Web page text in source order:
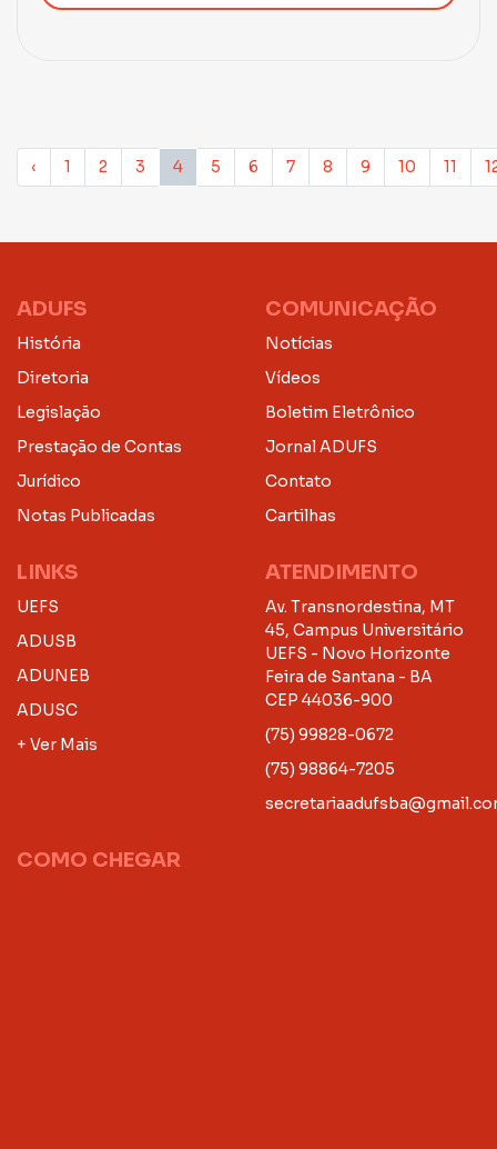
‹ 1 2 3 4 5 6 7 8 9 10 11
ADUFS
História
Diretoria
Legislação
Prestação de Contas
Jurídico
Notas Publicadas
COMUNICAÇÃO
Notícias
Vídeos
Boletim Eletrônico
Jornal ADUFS
Contato
Cartilhas
LINKS
UEFS
ADUSB
ADUNEB
ADUSC
+ Ver Mais
COMO CHEGAR
ATENDIMENTO
Av. Transnordestina, MT
45, Campus Universitário
UEFS - Novo Horizonte
Feira de Santana - BA
CEP 44036-900
(75) 99828-0672
(75) 98864-7205